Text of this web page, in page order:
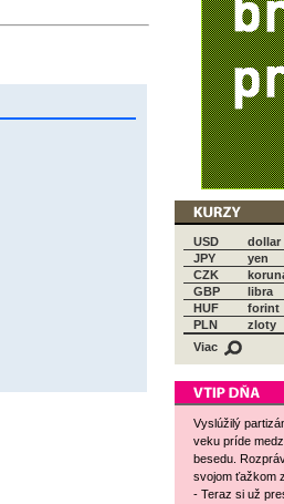
USD dollar
JPY
yen
CZK
GBP
libra
HUF
forint
PLN
zloty
Viac
Vyslúžilý
veku príde
besedu.
svojom ťažkom
- Teraz si už